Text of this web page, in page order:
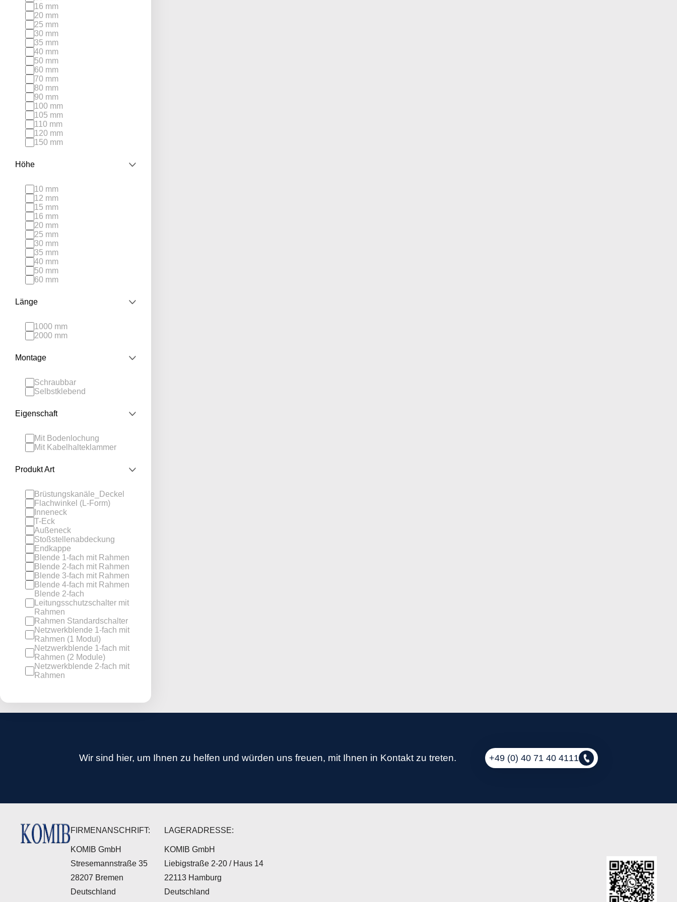
16 mm
20 mm
25 mm
30 mm
35 mm
40 mm
50 mm
60 mm
70 mm
80 mm
90 mm
100 mm
105 mm
110 mm
120 mm
150 mm
Höhe
10 mm
12 mm
15 mm
16 mm
20 mm
25 mm
30 mm
35 mm
40 mm
50 mm
60 mm
Länge
1000 mm
2000 mm
Montage
Schraubbar
Selbstklebend
Eigenschaft
Mit Bodenlochung
Mit Kabelhalteklammer
Produkt Art
Brüstungskanäle_Deckel
Flachwinkel (L-Form)
Inneneck
T-Eck
Außeneck
Stoßstellenabdeckung
Endkappe
Blende 1-fach mit Rahmen
Blende 2-fach mit Rahmen
Blende 3-fach mit Rahmen
Blende 4-fach mit Rahmen
Blende 2-fach
Leitungsschutzschalter mit
Rahmen
Rahmen Standardschalter
Netzwerkblende 1-fach mit
Rahmen (1 Modul)
Netzwerkblende 1-fach mit
Rahmen (2 Module)
Netzwerkblende 2-fach mit
Rahmen
Wir sind hier, um Ihnen zu helfen und würden uns freuen, mit Ihnen in Kontakt zu treten. +49 (0) 40 71 40 4111
FIRMENANSCHRIFT:
KOMIB GmbH
Stresemannstraße 35
28207 Bremen
Deutschland
LAGERADRESSE:
KOMIB GmbH
Liebigstraße 2-20 / Haus 14
22113 Hamburg
Deutschland